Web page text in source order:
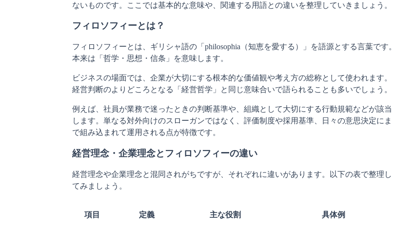
ないものです。ここでは基本的な意味や、関連する用語との違いを整理していきましょう。
フィロソフィーとは？
フィロソフィーとは、ギリシャ語の「philosophia（知恵を愛する）」を語源とする言葉です。
本来は「哲学・思想・信条」を意味します。
ビジネスの場面では、企業が大切にする根本的な価値観や考え方の総称として使われます。
経営判断のよりどころとなる「経営哲学」と同じ意味合いで語られることも多いでしょう。
例えば、社員が業務で迷ったときの判断基準や、組織として大切にする行動規範などが該当
します。単なる対外向けのスローガンではなく、評価制度や採用基準、日々の意思決定にま
で組み込まれて運用される点が特徴です。
経営理念・企業理念とフィロソフィーの違い
経営理念や企業理念と混同されがちですが、それぞれに違いがあります。以下の表で整理し
てみましょう。
項目 定義 主な役割 具体例